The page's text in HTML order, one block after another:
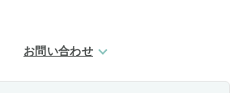
お問い合わせ